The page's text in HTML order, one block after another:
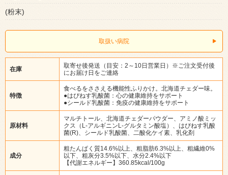
(粉末)
取扱い病院
在庫
取寄せ後発送（目安：2～10日営業日）※ご注文受付後
にお届け日をご連絡
特徴
食べるをささえる機能性ふりかけ。北海道チェダー味。
●はぴねす乳酸菌：心の健康維持をサポート
●シールド乳酸菌：免疫の健康維持をサポート
原材料
マルチトール、北海道チェダーパウダー、アミノ酸ミッ
クス（L-アルギニンL-グルタミン酸塩）、はぴねす乳酸
菌(R)、シールド乳酸菌、二酸化ケイ素、乳化剤
成分
粗たんぱく質14.6%以上、粗脂肪6.3%以上、粗繊維0%
以下、粗灰分3.5%以下、水分2.4%以下
【代謝エネルギー】360.85kcal/100g